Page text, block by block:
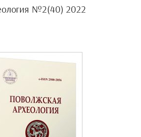
№2(40) 2022